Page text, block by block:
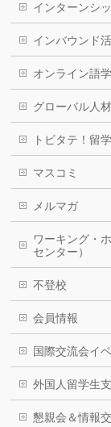
インターンシ
インバウンド
オンライン語
グローバル人
トビタテ！留
マスコミ
メルマガ
ワーキング・
センター）
不登校
会員情報
国際交流会イ
外国人留学生
懇親会＆情報